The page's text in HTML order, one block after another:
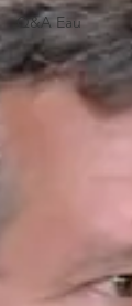
Q&A Eau